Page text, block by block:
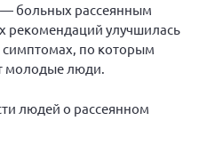
— больных рассеянным
рекомендаций улучшилась
симптомах, по которым
молодые люди.
людей о рассеянном